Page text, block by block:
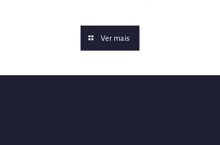
Ver mais